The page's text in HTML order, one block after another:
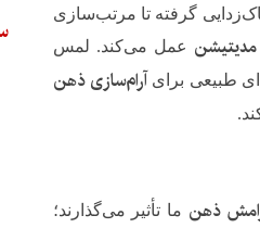
گرفته تا مرتب‌سازی
مدیتیشن عمل می‌کند. لمس
طبیعی برای آرام‌سازی ذهن
ذهن ما تأثیر می‌گذارند؛